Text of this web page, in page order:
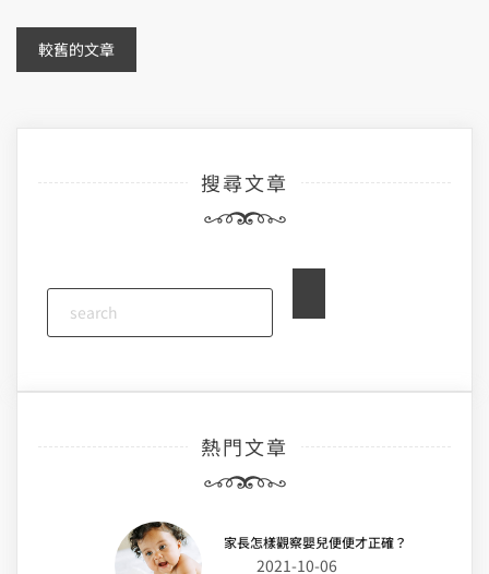
文
較舊的文章
搜尋文章
熱門文章
家長怎樣觀察嬰兒便便才正確？
2021-10-06